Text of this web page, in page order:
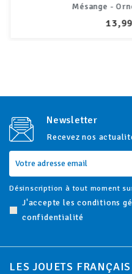
Hochet
Newsletter
Recevez nos
Désinscription à tout moment
J'accepte les conditions
confidentialité
LES JOUETS FRANÇAIS